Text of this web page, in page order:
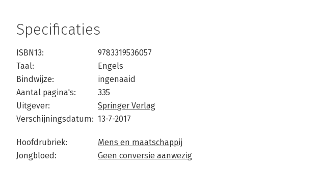
Specificaties
ISBN13:
9783319536057
Taal:
Engels
Bindwijze:
ingenaaid
Aantal pagina's:
335
Uitgever:
Springer Verlag
Verschijningsdatum: 13-7-2017
Hoofdrubriek:
Mens en maatschappij
Jongbloed:
Geen conversie aanwezig